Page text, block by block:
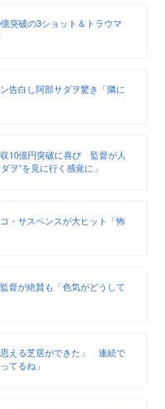
突破の3ショット＆トラウマ
告白し阿部サダヲ驚き「隣に
10億円突破に喜び 監督が人
ヲ”を見に行く感覚に」
・サスペンスが大ヒット「怖
が絶賛も「色気がどうして
える芝居ができた」 連続で
てるね」